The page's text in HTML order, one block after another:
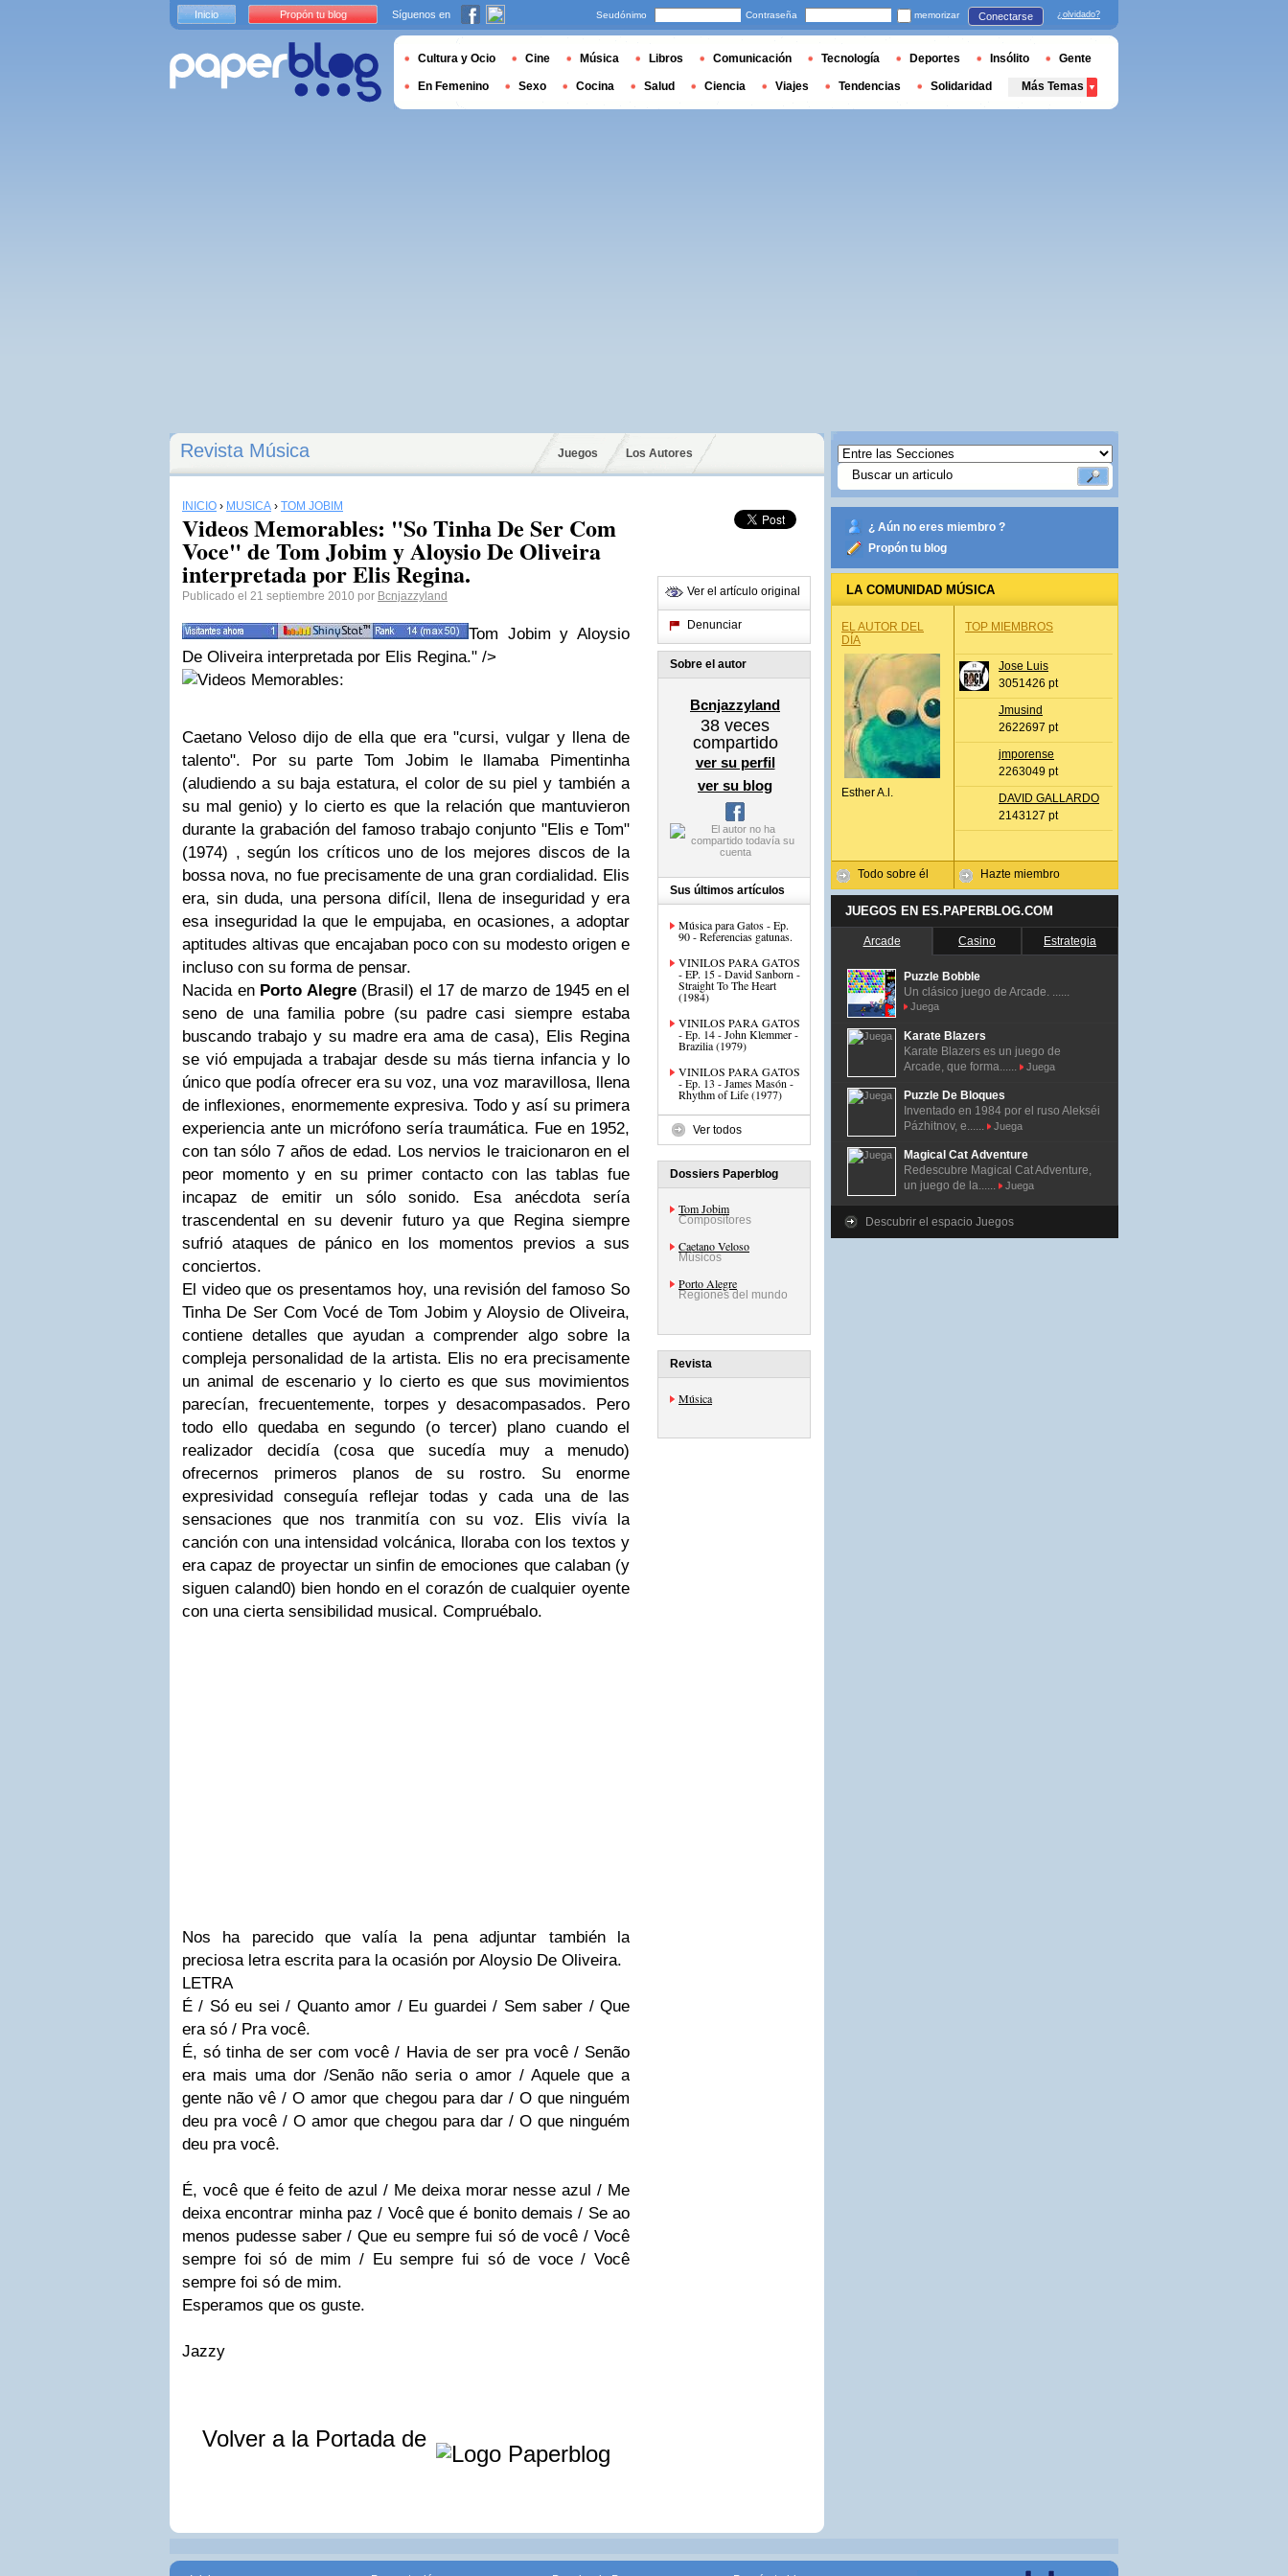
Revista Música Juegos Los Autores
INICIO › MÚSICA › TOM JOBIM
Videos Memorables: "So Tinha De Ser Com
Voce" de Tom Jobim y Aloysio De Oliveira
interpretada por Elis Regina.
Publicado el 21 septiembre 2010 por Bcnjazzyland
Tom Jobim y Aloysio
De Oliveira interpretada por Elis Regina." />
Caetano Veloso dijo de ella que era "cursi, vulgar y llena de
talento". Por su parte Tom Jobim le llamaba Pimentinha
(aludiendo a su baja estatura, el color de su piel y también a
su mal genio) y lo cierto es que la relación que mantuvieron
durante la grabación del famoso trabajo conjunto "Elis e Tom"
(1974) , según los críticos uno de los mejores discos de la
bossa nova, no fue precisamente de una gran cordialidad. Elis
era, sin duda, una persona difícil, llena de inseguridad y era
esa inseguridad la que le empujaba, en ocasiones, a adoptar
aptitudes altivas que encajaban poco con su modesto origen e
incluso con su forma de pensar.
Nacida en Porto Alegre(Brasil) el 17 de marzo de 1945 en el
seno de una familia pobre (su padre casi siempre estaba
buscando trabajo y su madre era ama de casa), Elis Regina
se vió empujada a trabajar desde su más tierna infancia y lo
único que podía ofrecer era su voz, una voz maravillosa, llena
de inflexiones, enormemente expresiva. Todo y así su primera
experiencia ante un micrófono sería traumática. Fue en 1952,
con tan sólo 7 años de edad. Los nervios le traicionaron en el
peor momento y en su primer contacto con las tablas fue
incapaz de emitir un sólo sonido. Esa anécdota sería
trascendental en su devenir futuro ya que Reginasiempre
sufrió ataques de pánico en los momentos previos a sus
conciertos.
El video que os presentamos hoy, una revisión del famoso So
Tinha De Ser Com Vocé deTom Jobim yAloysio de Oliveira,
contiene detalles que ayudan a comprender algo sobre la
compleja personalidad de la artista. Elis no era precisamente
un animal de escenario y lo cierto es que sus movimientos
parecían, frecuentemente, torpes y desacompasados. Pero
todo ello quedaba en segundo (o tercer) plano cuando el
realizador decidía (cosa que sucedía muy a menudo)
ofrecernos primeros planos de su rostro. Su enorme
expresividad conseguía reflejar todas y cada una de las
sensaciones que nos tranmitía con su voz. Elis vivía la
canción con una intensidad volcánica, lloraba con los textos y
era capaz de proyectar un sinfin de emociones que calaban (y
siguen caland0) bien hondo en el corazón de cualquier oyente
con una cierta sensibilidad musical. Compruébalo.
Nos ha parecido que valía la pena adjuntar también la
preciosa letra escrita para la ocasión por Aloysio De Oliveira.
LETRA
É / Só eu sei / Quanto amor / Eu guardei / Sem saber / Que
era só / Pra você.
É, só tinha de ser com você / Havia de ser pra você / Senão
era mais uma dor /Senão não seria o amor / Aquele que a
gente não vê / O amor que chegou para dar / O que ninguém
deu pra você / O amor que chegou para dar / O que ninguém
deu pra você.
É, você que é feito de azul / Me deixa morar nesse azul / Me
deixa encontrar minha paz / Você que é bonito demais / Se ao
menos pudesse saber / Que eu sempre fui só de você / Você
sempre foi só de mim / Eu sempre fui só de voce / Você
sempre foi só de mim.
Esperamos que os guste.
Jazzy
Volver a la Portada de
Ver el artículo original
Denunciar
Sobre el autor
Bcnjazzyland
38 veces
compartido
ver su perfil
ver su blog
Sus últimos artículos
Música para Gatos - Ep.
90 - Referencias gatunas.
VINILOS PARA GATOS
- EP. 15 - David Sanborn -
Straight To The Heart
(1984)
VINILOS PARA GATOS
- Ep. 14 - John Klemmer -
Brazilia (1979)
VINILOS PARA GATOS
- Ep. 13 - James Masón -
Rhythm of Life (1977)
Ver todos
Dossiers Paperblog
Tom Jobim
Compositores
Caetano Veloso
Músicos
Porto Alegre
Regiones del mundo
Revista
Música
¿ Aún no eres miembro ?
Propón tu blog
LA COMUNIDAD MÚSICA
EL AUTOR DEL
DÍA
Esther A.l.
Todo sobre él
TOP MIEMBROS
Jose Luis
3051426 pt
Jmusind
2622697 pt
jmporense
2263049 pt
DAVID GALLARDO
2143127 pt
Hazte miembro
JUEGOS EN ES.PAPERBLOG.COM
Arcade Casino Estrategia
Puzzle Bobble
Un clásico juego de Arcade. ......
Juega
Karate Blazers
Karate Blazers es un juego de
Arcade, que forma......
Juega
Puzzle De Bloques
Inventado en 1984 por el ruso Alekséi
Pázhitnov, e......
Juega
Magical Cat Adventure
Redescubre Magical Cat Adventure,
un juego de la......
Juega
Descubrir el espacio Juegos
Inicio Propón tu blog Síguenos en Seudónimo Contraseña memorizar Conectarse ¿olvidado?
Cultura y Ocio Cine Música Libros Comunicación Tecnología Deportes Insólito Gente
En Femenino Sexo Cocina Salud Ciencia Viajes Tendencias Solidaridad Más Temas